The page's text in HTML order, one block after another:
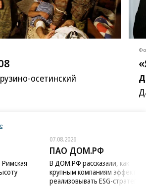
осетинский
07.08.2026
ПАО ДОМ.РФ
В ДОМ.РФ рассказали, как
крупным компаниям
реализовывать ESG-стратегию